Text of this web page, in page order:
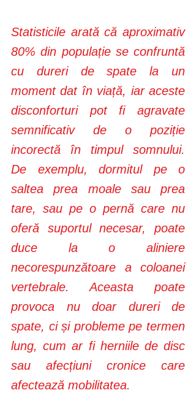
Statisticile arată că aproximativ
80% din populație se confruntă
cu dureri de spate la un
moment dat în viață, iar aceste
disconforturi pot fi agravate
semnificativ de o poziție
incorectă în timpul somnului.
De exemplu, dormitul pe o
saltea prea moale sau prea
tare, sau pe o pernă care nu
oferă suportul necesar, poate
duce la o aliniere
necorespunzătoare a coloanei
vertebrale. Aceasta poate
provoca nu doar dureri de
spate, ci și probleme pe termen
lung, cum ar fi herniile de disc
sau afecțiuni cronice care
afectează mobilitatea.